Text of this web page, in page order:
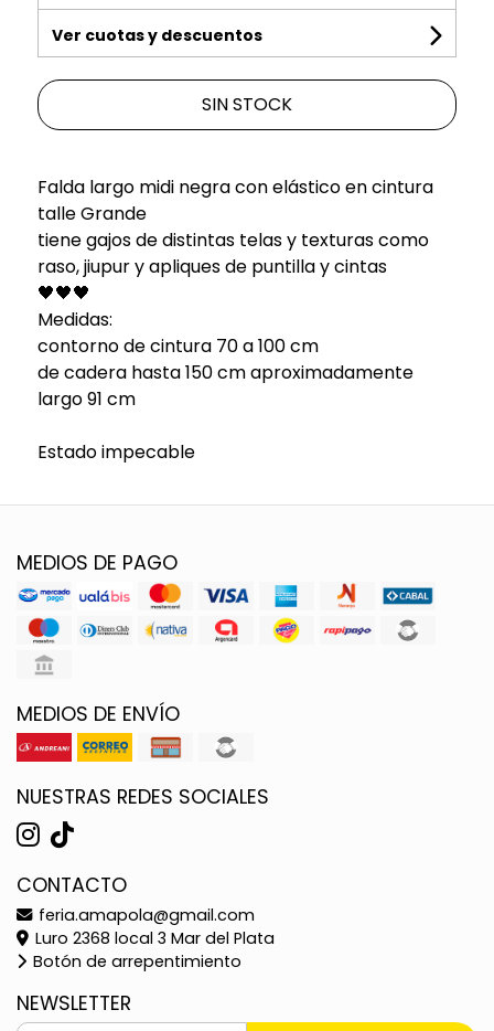
Ver cuotas y descuentos
SIN STOCK
Falda largo midi negra con elástico en cintura
talle Grande
tiene gajos de distintas telas y texturas como
raso, jiupur y apliques de puntilla y cintas
🖤🖤🖤
Medidas:
contorno de cintura 70 a 100 cm
de cadera hasta 150 cm aproximadamente
largo 91 cm
Estado impecable
MEDIOS DE PAGO
MEDIOS DE ENVÍO
NUESTRAS REDES SOCIALES
CONTACTO
feria.amapola@gmail.com
Luro 2368 local 3 Mar del Plata
Botón de arrepentimiento
NEWSLETTER